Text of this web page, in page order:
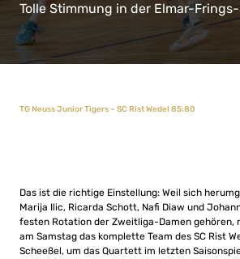
Tolle Stimmung in der Elmar-
TG Neuss Junior Tigers – SC Rist Wedel 85:80
Das ist die richtige Einstellung: Weil sich
Marija Ilic, Ricarda Schott, Nafi Diaw und
festen Rotation der Zweitliga-Damen gehören,
am Samstag das komplette Team des SC Rist
Scheeßel, um das Quartett im letzten